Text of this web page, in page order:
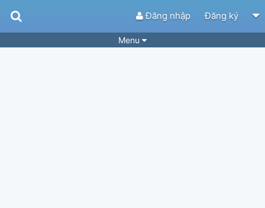
Đăng nhập Đăng ký
Menu